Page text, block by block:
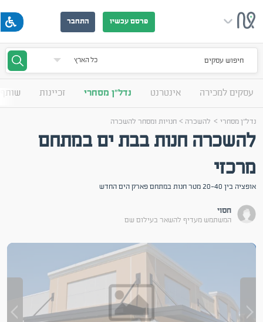
פרסם עכשיו התחבר
חיפוש עסקים
עסקים למכירה אינטרנט נדל"ן מסחרי זכיינות
נדל"ן מסחרי> להשכרה >חנויות ומסחר להשכרה
להשכרה חנות בבת ים במתחם
מרכזי
אופציה בין 20-40 מטר חנות במתחם פארק הים החדש
חסוי
המשתמש מעדיף להשאר בעילום שם